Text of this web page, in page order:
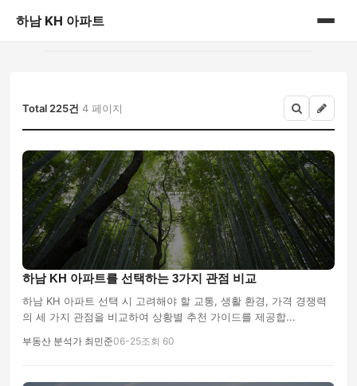
하남 KH 아파트
게시판
Total 225건 4 페이지
하남 KH 아파트를 선택하는 3가지 관점 비교
하남 KH 아파트 선택 시 고려해야 할 교통, 생활 환경, 가격 경쟁력
의 세 가지 관점을 비교하여 상황별 추천 가이드를 제공합...
부동산 분석가 최민준06-25조회 60